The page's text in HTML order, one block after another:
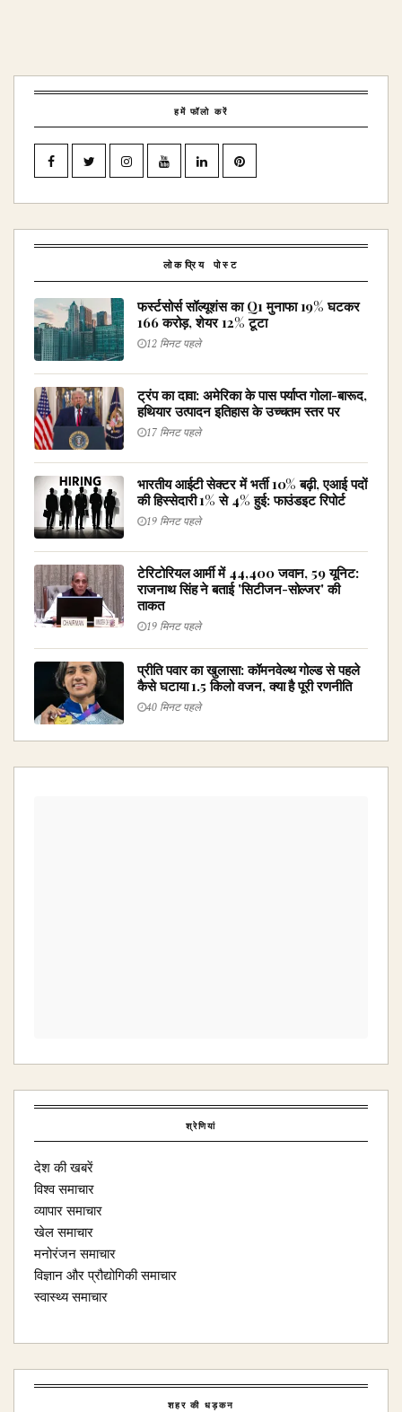
हमें फॉलो करें
लोकप्रिय पोस्ट
फर्स्टसोर्स सॉल्यूशंस का Q1 मुनाफा 19% घटकर
₹166 करोड़, शेयर 12% टूटा
12 मिनट पहले
ट्रंप का दावा: अमेरिका के पास पर्याप्त गोला-बारूद,
हथियार उत्पादन इतिहास के उच्चतम स्तर पर
17 मिनट पहले
भारतीय आईटी सेक्टर में भर्ती 10% बढ़ी, एआई पदों
की हिस्सेदारी 1% से 4% हुई: फाउंडइट रिपोर्ट
19 मिनट पहले
टेरिटोरियल आर्मी में 44,400 जवान, 59 यूनिट:
राजनाथ सिंह ने बताई 'सिटीजन-सोल्जर' की
ताकत
19 मिनट पहले
प्रीति पवार का खुलासा: कॉमनवेल्थ गोल्ड से पहले
कैसे घटाया 1.5 किलो वजन, क्या है पूरी रणनीति
40 मिनट पहले
श्रेणियां
देश की खबरें
विश्व समाचार
व्यापार समाचार
खेल समाचार
मनोरंजन समाचार
विज्ञान और प्रौद्योगिकी समाचार
स्वास्थ्य समाचार
शहर की धड़कन